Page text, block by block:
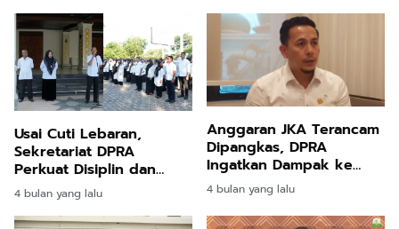
Usai Cuti Lebaran,
Sekretariat DPRA
Perkuat Disiplin dan
Silaturahmi Pegawai
4 bulan yang lalu
Anggaran JKA Terancam
Dipangkas, DPRA
Ingatkan Dampak ke
Layanan Kesehatan
4 bulan yang lalu